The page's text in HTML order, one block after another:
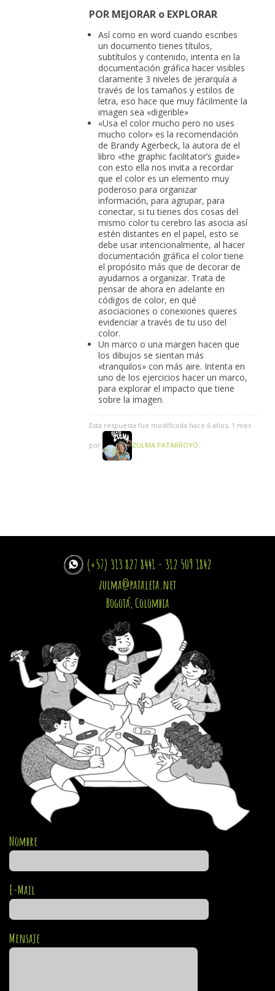
POR MEJORAR o EXPLORAR
Así como en word cuando escribes
un documento tienes títulos,
subtítulos y contenido, intenta en la
documentación gráfica hacer visibles
claramente 3 niveles de jerarquía a
través de los tamaños y estilos de
letra, eso hace que muy fácilmente la
imagen sea «digerible»
«Usa el color mucho pero no uses
mucho color» es la recomendación
de Brandy Agerbeck, la autora de el
libro «the graphic facilitator’s guide»
con esto ella nos invita a recordar
que el color es un elemento muy
poderoso para organizar
información, para agrupar, para
conectar, si tu tienes dos cosas del
mismo color tu cerebro las asocia así
estén distantes en el papel, esto se
debe usar intencionalmente, al hacer
documentación gráfica el color tiene
el propósito más que de decorar de
ayudarnos a organizar. Trata de
pensar de ahora en adelante en
códigos de color, en qué
asociaciones o conexiones quieres
evidenciar a través de tu uso del
color.
Un marco o una margen hacen que
los dibujos se sientan más
«tranquilos» con más aire. Intenta en
uno de los ejercicios hacer un marco,
para explorar el impacto que tiene
sobre la imagen.
Esta respuesta fue modificada hace 6 años, 1 mes
por ZULMA PATARROYO
(+57) 313 827 8441 - 312 509 1842
zulma@pataleta.net
Bogotá, Colombia
Nombre
E-Mail
Mensaje